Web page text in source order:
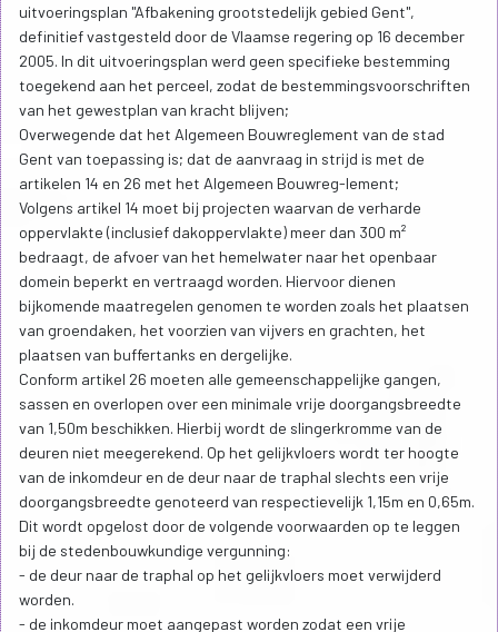
uitvoeringsplan "Afbakening grootstedelijk gebied Gent",
definitief vastgesteld door de Vlaamse regering op 16 december
2005. In dit uitvoeringsplan werd geen specifieke bestemming
toegekend aan het perceel, zodat de bestemmingsvoorschriften
van het gewestplan van kracht blijven;
Overwegende dat het Algemeen Bouwreglement van de stad
Gent van toepassing is; dat de aanvraag in strijd is met de
artikelen 14 en 26 met het Algemeen Bouwreg-lement;
Volgens artikel 14 moet bij projecten waarvan de verharde
oppervlakte (inclusief dakoppervlakte) meer dan 300 m²
bedraagt, de afvoer van het hemelwater naar het openbaar
domein beperkt en vertraagd worden. Hiervoor dienen
bijkomende maatregelen genomen te worden zoals het plaatsen
van groendaken, het voorzien van vijvers en grachten, het
plaatsen van buffertanks en dergelijke.
Conform artikel 26 moeten alle gemeenschappelijke gangen,
sassen en overlopen over een minimale vrije doorgangsbreedte
van 1,50m beschikken. Hierbij wordt de slingerkromme van de
deuren niet meegerekend. Op het gelijkvloers wordt ter hoogte
van de inkomdeur en de deur naar de traphal slechts een vrije
doorgangsbreedte genoteerd van respectievelijk 1,15m en 0,65m.
Dit wordt opgelost door de volgende voorwaarden op te leggen
bij de stedenbouwkundige vergunning:
- de deur naar de traphal op het gelijkvloers moet verwijderd
worden.
- de inkomdeur moet aangepast worden zodat een vrije